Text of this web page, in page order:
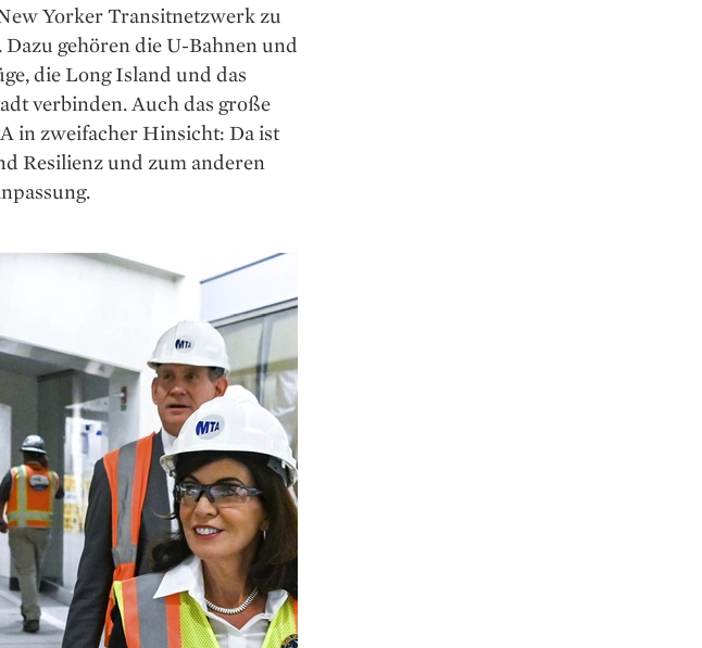
Yorker Transitnetzwerk zu
gehören die U-Bahnen und
die Long ­Island und das
verbinden. Auch das große
in zweifacher ­Hinsicht: Da ist
Resilienz und zum anderen